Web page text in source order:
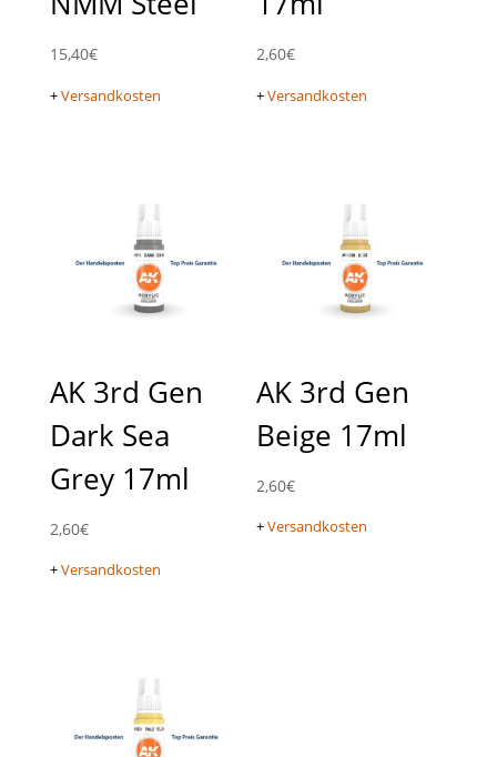
15,40€
+Versandkosten
2,60€
+Versandkosten
AK 3rd Gen
Dark Sea
Grey 17ml
2,60€
+Versandkosten
AK 3rd Gen
Beige 17ml
2,60€
+Versandkosten